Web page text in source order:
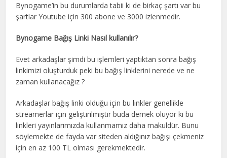
Bynogame’in bu durumlarda tabii ki de birkaç şartı var bu
şartlar Youtube için 300 abone ve 3000 izlenmedir.
Bynogame Bağış Linki Nasıl kullanılır?
Evet arkadaşlar şimdi bu işlemleri yaptıktan sonra bağış
linkimizi oluşturduk peki bu bağış linklerini nerede ve ne
zaman kullanacağız ?
Arkadaşlar bağış linki olduğu için bu linkler genellikle
streamerlar için geliştirilmiştir buda demek oluyor ki bu
linkleri yayınlarımızda kullanmamız daha makuldür. Bunu
söylemekte de fayda var siteden aldığınız bağışı çekmeniz
için en az 100 TL olması gerekmektedir.